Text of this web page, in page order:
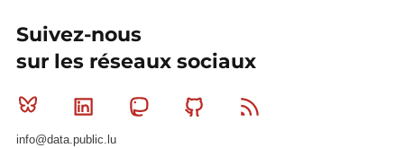
Suivez-nous
sur les réseaux sociaux
Bluesky Linkedin MastodonGithub
info@data.public.lu